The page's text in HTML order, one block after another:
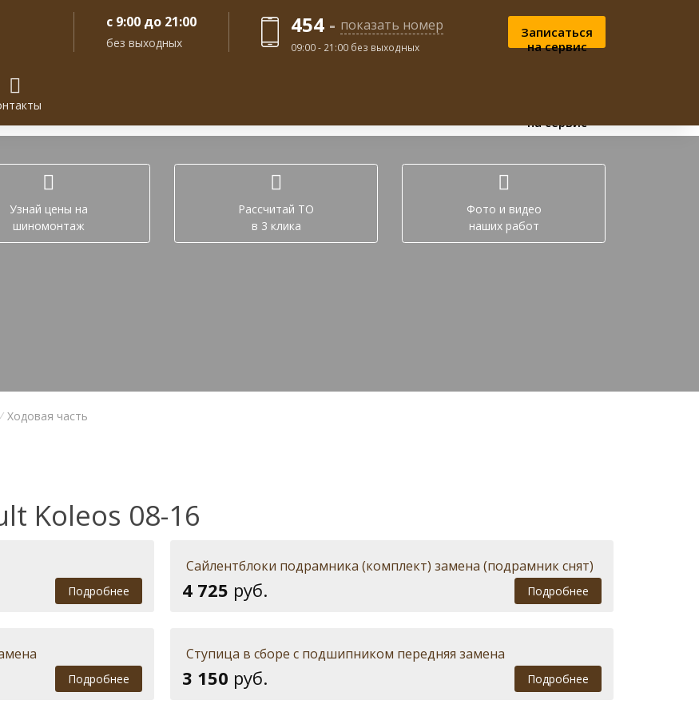
Записаться
на сервис
454 - показать номер
09:00 - 21:00 без выходных
с 9:00 до 21:00
без выходных
на сервис
Узнай цены на
шиномонтаж
Рассчитай ТО
в 3 клика
Фото и видео
наших работ
Ходовая часть
Koleos 08-16
Подробнее
Сайлентблоки подрамника (комплект) замена (подрамник снят)
4 725 руб. Подробнее
Подробнее
Ступица в сборе с подшипником передняя замена
3 150 руб. Подробнее